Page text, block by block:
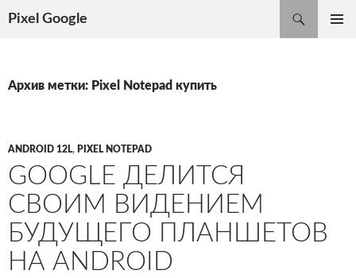
Pixel Google
Архив метки: Pixel Notepad купить
ANDROID 12L, PIXEL NOTEPAD
GOOGLE ДЕЛИТСЯ
СВОИМ ВИДЕНИЕМ
БУДУЩЕГО ПЛАНШЕТОВ
НА ANDROID